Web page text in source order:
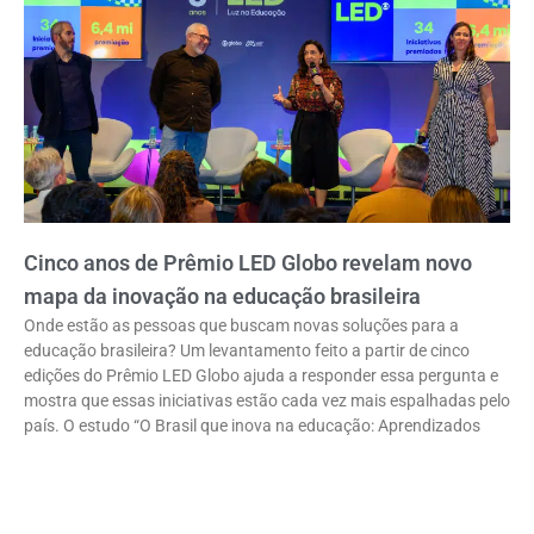
Cinco anos de Prêmio LED Globo revelam novo
mapa da inovação na educação brasileira
Onde estão as pessoas que buscam novas soluções para a
educação brasileira? Um levantamento feito a partir de cinco
edições do Prêmio LED Globo ajuda a responder essa pergunta e
mostra que essas iniciativas estão cada vez mais espalhadas pelo
país. O estudo “O Brasil que inova na educação: Aprendizados